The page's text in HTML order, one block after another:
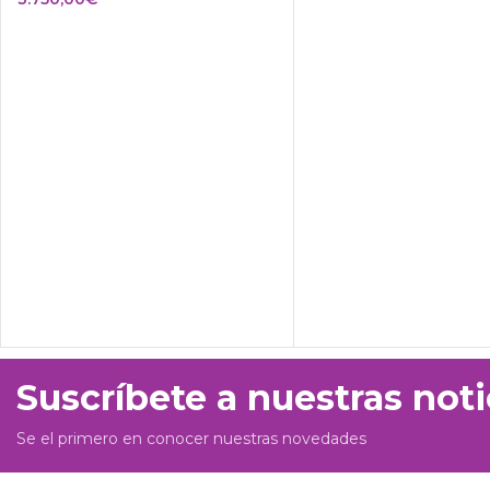
Suscríbete a nuestras
Se el primero en conocer nuestras novedades